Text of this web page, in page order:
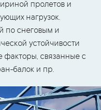
пролетов и
нагрузок.
по снеговым и
устойчивости
факторы, связанные с
балок и пр.